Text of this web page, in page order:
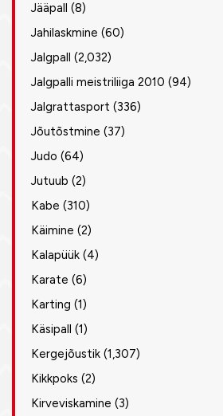
Jääpall (8)
Jahilaskmine (60)
Jalgpall (2,032)
Jalgpalli meistriliiga 2010 (94)
Jalgrattasport (336)
Jõutõstmine (37)
Judo (64)
Jutuub (2)
Kabe (310)
Käimine (2)
Kalapüük (4)
Karate (6)
Karting (1)
Käsipall (1)
Kergejõustik (1,307)
Kikkpoks (2)
Kirveviskamine (3)